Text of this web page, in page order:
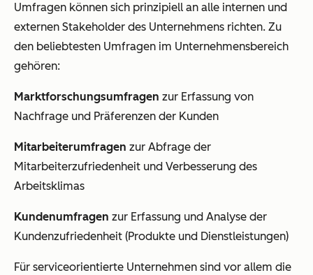
Umfragen können sich prinzipiell an alle internen und
externen Stakeholder des Unternehmens richten. Zu
den beliebtesten Umfragen im Unternehmensbereich
gehören:
Marktforschungsumfragen zur Erfassung von
Nachfrage und Präferenzen der Kunden
Mitarbeiterumfragen zur Abfrage der
Mitarbeiterzufriedenheit und Verbesserung des
Arbeitsklimas
Kundenumfragen zur Erfassung und Analyse der
Kundenzufriedenheit (Produkte und Dienstleistungen)
Für serviceorientierte Unternehmen sind vor allem die